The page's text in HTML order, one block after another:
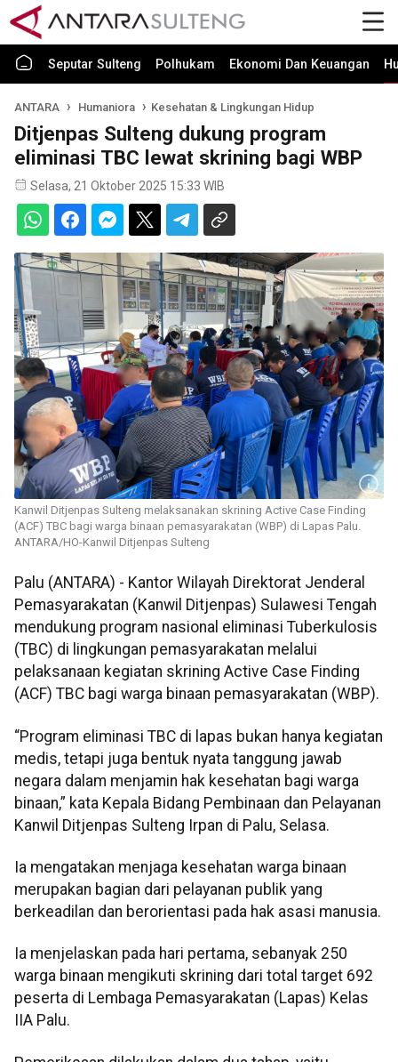
Seputar Sulteng Polhukam Ekonomi Dan Keuangan
ANTARA Humaniora Kesehatan & Lingkungan Hidup
Ditjenpas Sulteng dukung program
eliminasi TBC lewat skrining bagi WBP
Selasa, 21 Oktober 2025 15:33 WIB
Kanwil Ditjenpas Sulteng melaksanakan skrining Active Case Finding
(ACF) TBC bagi warga binaan pemasyarakatan (WBP) di Lapas Palu.
ANTARA/HO-Kanwil Ditjenpas Sulteng
Palu (ANTARA) - Kantor Wilayah Direktorat Jenderal
Pemasyarakatan (Kanwil Ditjenpas) Sulawesi Tengah
mendukung program nasional eliminasi Tuberkulosis
(TBC) di lingkungan pemasyarakatan melalui
pelaksanaan kegiatan skrining Active Case Finding
(ACF) TBC bagi warga binaan pemasyarakatan (WBP).
“Program eliminasi TBC di lapas bukan hanya kegiatan
medis, tetapi juga bentuk nyata tanggung jawab
negara dalam menjamin hak kesehatan bagi warga
binaan,” kata Kepala Bidang Pembinaan dan Pelayanan
Kanwil Ditjenpas Sulteng Irpan di Palu, Selasa.
Ia mengatakan menjaga kesehatan warga binaan
merupakan bagian dari pelayanan publik yang
berkeadilan dan berorientasi pada hak asasi manusia.
Ia menjelaskan pada hari pertama, sebanyak 250
warga binaan mengikuti skrining dari total target 692
peserta di Lembaga Pemasyarakatan (Lapas) Kelas
IIA Palu.